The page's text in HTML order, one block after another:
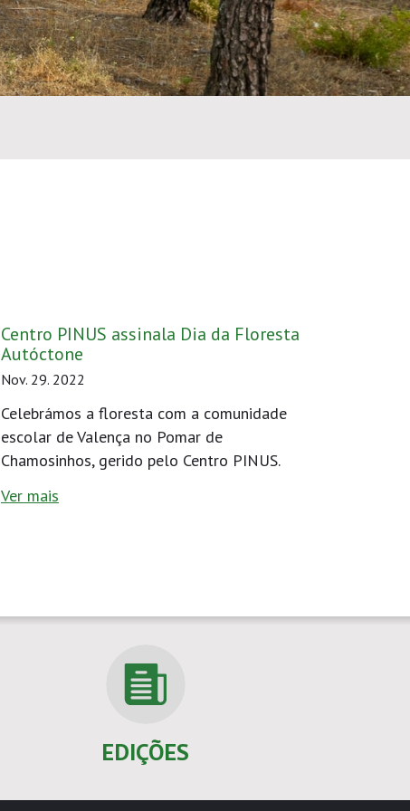
Centro PINUS assinala Dia da Floresta
Autóctone
Nov. 29. 2022
Celebrámos a floresta com a comunidade
escolar de Valença no Pomar de
Chamosinhos, gerido pelo Centro PINUS.
Ver mais
EDIÇÕES